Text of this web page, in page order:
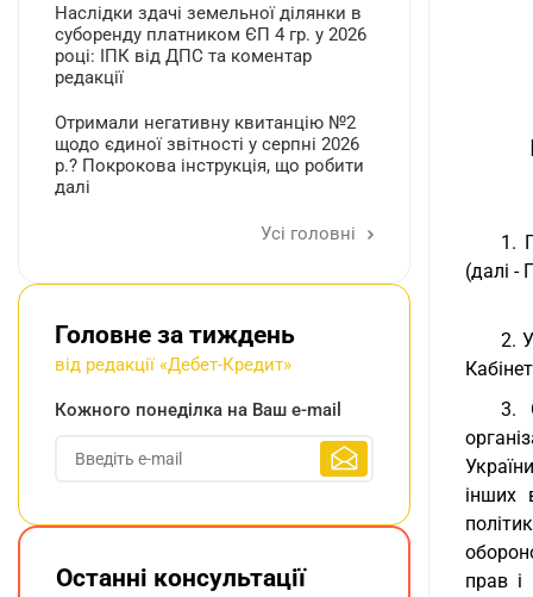
1.
(далі -
2.
3.
інших
прав і
Наслідки здачі земельної ділянки в
суборенду платником ЄП 4 гр. у 2026
році: ІПК від ДПС та коментар
редакції
Отримали негативну квитанцію №2
щодо єдиної звітності у серпні 2026
р.? Покрокова інструкція, що робити
далі
Усі головні
Головне за тиждень
від редакції «Дебет-Кредит»
Кожного понеділка на Ваш e-mail
Останні консультації